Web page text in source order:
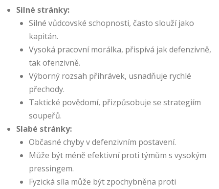
Silné stránky:
Silné vůdcovské schopnosti, často slouží jako
kapitán.
Vysoká pracovní morálka, přispívá jak defenzivně,
tak ofenzivně.
Výborný rozsah přihrávek, usnadňuje rychlé
přechody.
Taktické povědomí, přizpůsobuje se strategiím
soupeřů.
Slabé stránky:
Občasné chyby v defenzivním postavení.
Může být méně efektivní proti týmům s vysokým
pressingem.
Fyzická síla může být zpochybněna proti